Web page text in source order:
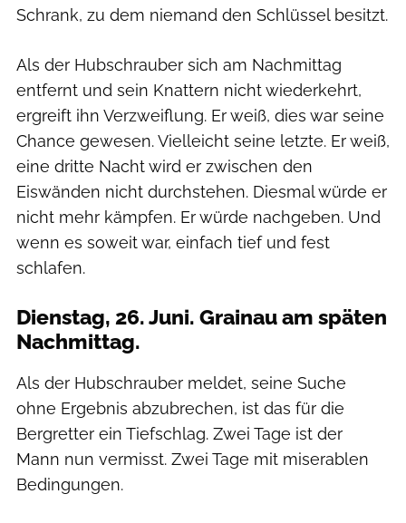
Schrank, zu dem niemand den Schlüssel besitzt.
Als der Hubschrauber sich am Nachmittag
entfernt und sein Knattern nicht wiederkehrt,
ergreift ihn Verzweiflung. Er weiß, dies war seine
Chance gewesen. Vielleicht seine letzte. Er weiß,
eine dritte Nacht wird er zwischen den
Eiswänden nicht durchstehen. Diesmal würde er
nicht mehr kämpfen. Er würde nachgeben. Und
wenn es soweit war, einfach tief und fest
schlafen.
Dienstag, 26. Juni. Grainau am späten
Nachmittag.
Als der Hubschrauber meldet, seine Suche
ohne Ergebnis abzubrechen, ist das für die
Bergretter ein Tiefschlag. Zwei Tage ist der
Mann nun vermisst. Zwei Tage mit miserablen
Bedingungen.